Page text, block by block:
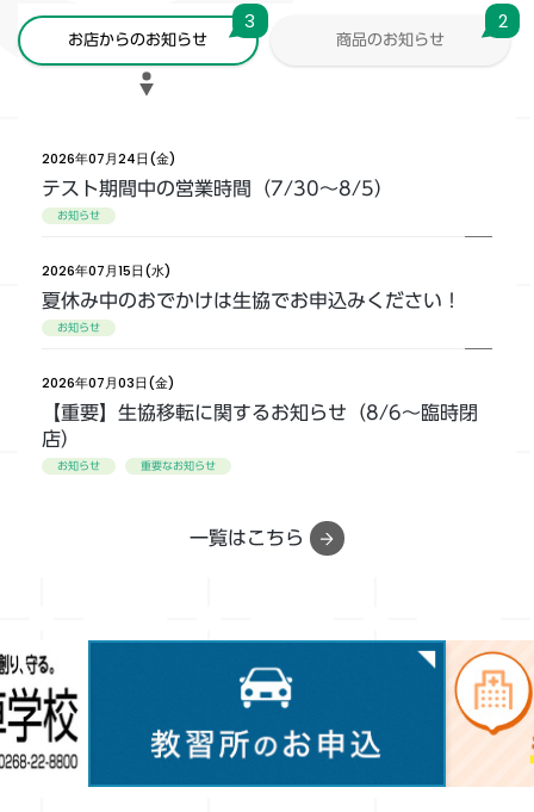
お店からのお知らせ
3
商品のお知らせ
2
2026年07月24日(金)
テスト期間中の営業時間（7/30～8/5）
お知らせ
2026年07月15日(水)
夏休み中のおでかけは生協でお申込みください！
お知らせ
2026年07月03日(金)
【重要】生協移転に関するお知らせ（8/6～臨時閉
店）
お知らせ 重要なお知らせ
夏休みに実家近くの教習所に通いたい方も生協にお
2026年03月28日(土)
大学生協アプリが使えるか確認してください。機種
変更等でアプリが使えなくなった場合はこちらをご
覧ください
お知らせ
一覧はこちら